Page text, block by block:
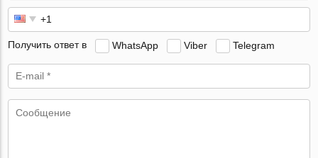
Получить ответ в WhatsApp Viber Telegram